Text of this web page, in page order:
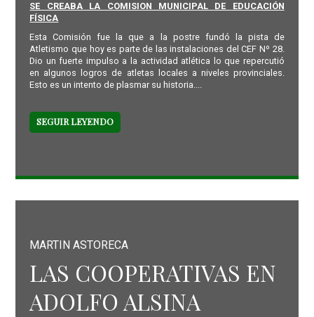
SE CREABA LA COMISION MUNICIPAL DE EDUCACIÓN
FÍSICA
Esta Comisión fue la que a la postre fundó la pista de
Atletismo que hoy es parte de las instalaciones del CEF Nº 28.
Dio un fuerte impulso a la actividad atlética lo que repercutió
en algunos logros de atletas locales a niveles provinciales.
Esto es un intento de plasmar su historia....
SEGUIR LEYENDO
MARTIN ASTORECA
LAS COOPERATIVAS EN
ADOLFO ALSINA